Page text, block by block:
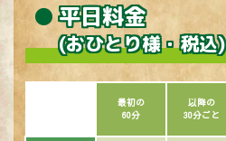
平日料金
(おひとり様・税込)
最初の
60分
以降の
30分ごと